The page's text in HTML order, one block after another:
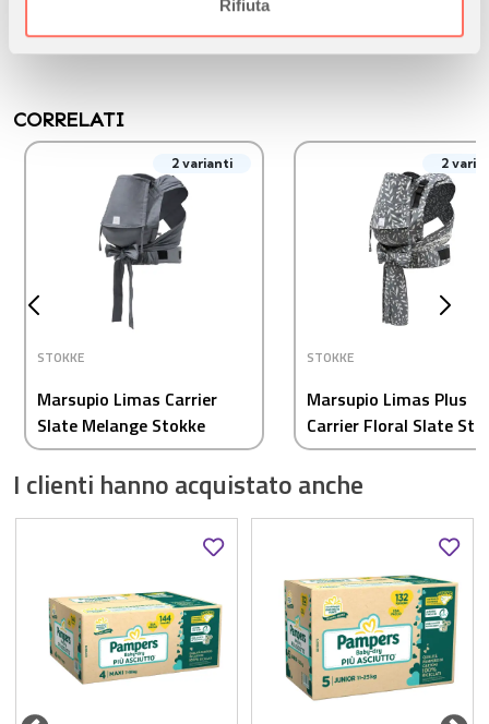
informazioni sul modo in cui utilizza il nostro sito con i
nostri partner che si occupano di analisi dei dati web,
pubblicità e social media, i quali potrebbero combinarle
raccolto dal suo utilizzo dei loro servizi.
Rifiuta
CORRELATI
2 varianti
STOKKE
Marsupio Limas Carrier
Slate Melange Stokke
2
STOKKE
Marsupio Limas Plus
Carrier Floral Slate
I clienti hanno acquistato anche